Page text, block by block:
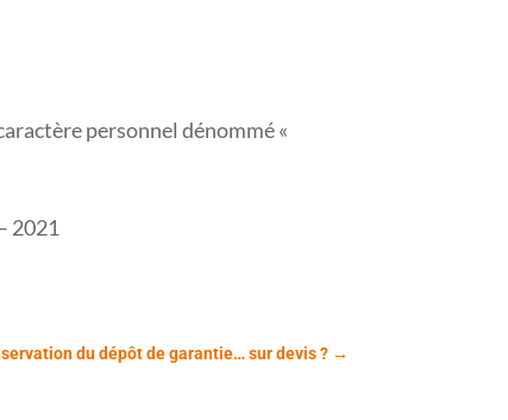
personnel dénommé «
2021
du dépôt de garantie… sur devis ?→